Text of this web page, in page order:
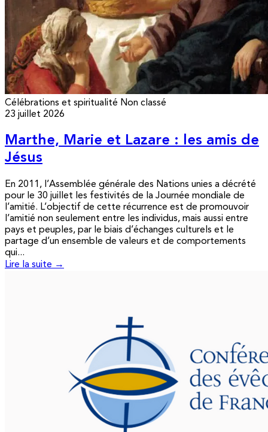
Célébrations et spiritualité Non classé
23 juillet 2026
Marthe, Marie et Lazare : les amis de
Jésus
En 2011, l’Assemblée générale des Nations unies a décrété
pour le 30 juillet les festivités de la Journée mondiale de
l’amitié. L’objectif de cette récurrence est de promouvoir
l’amitié non seulement entre les individus, mais aussi entre
pays et peuples, par le biais d’échanges culturels et le
partage d’un ensemble de valeurs et de comportements
qui...
Lire la suite →